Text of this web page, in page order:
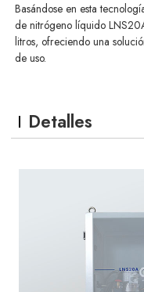
Basándose en esta
de nitrógeno líquido
litros, ofreciendo una
de uso.
Detalles